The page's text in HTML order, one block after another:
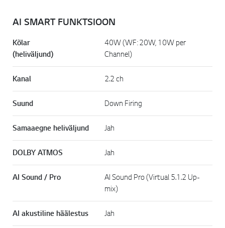
AI SMART FUNKTSIOON
Kõlar
(heliväljund)
40W (WF: 20W, 10W per
Channel)
Kanal 2.2 ch
Suund Down Firing
Samaaegne heliväljund Jah
DOLBY ATMOS Jah
AI Sound / Pro
AI Sound Pro (Virtual 5.1.2 Up-
mix)
AI akustiline häälestus Jah